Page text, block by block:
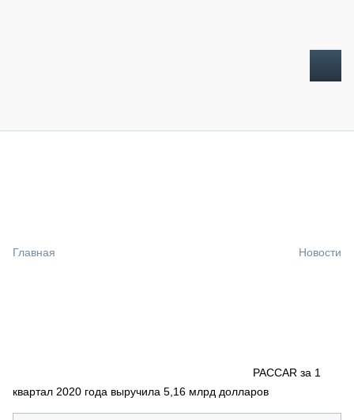
СПЕЦПРОЕКТЫ
Главная Новости
PACCAR за 1
квартал 2020 года выручила 5,16 млрд долларов